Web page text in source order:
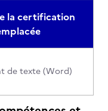
la certification
de texte (Word)